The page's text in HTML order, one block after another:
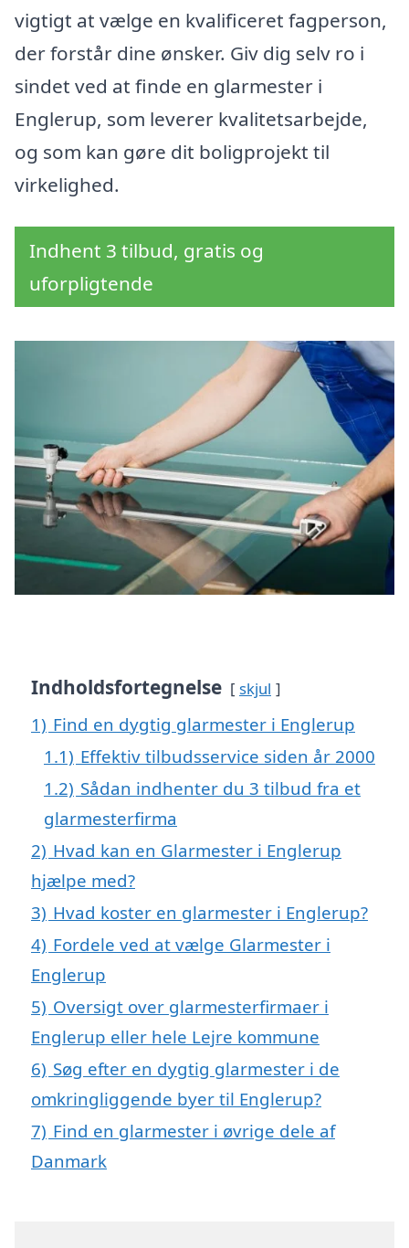
vigtigt at vælge en kvalificeret fagperson,
der forstår dine ønsker. Giv dig selv ro i
sindet ved at finde en glarmester i
Englerup, som leverer kvalitetsarbejde,
og som kan gøre dit boligprojekt til
virkelighed.
Indhent 3 tilbud, gratis og
uforpligtende
Indholdsfortegnelse skjul
1) Find en dygtig glarmester i Englerup
1.1) Effektiv tilbudsservice siden år 2000
1.2) Sådan indhenter du 3 tilbud fra et
glarmesterfirma
2) Hvad kan en Glarmester i Englerup
hjælpe med?
3) Hvad koster en glarmester i Englerup?
4) Fordele ved at vælge Glarmester i
Englerup
5) Oversigt over glarmesterfirmaer i
Englerup eller hele Lejre kommune
6) Søg efter en dygtig glarmester i de
omkringliggende byer til Englerup?
7) Find en glarmester i øvrige dele af
Danmark